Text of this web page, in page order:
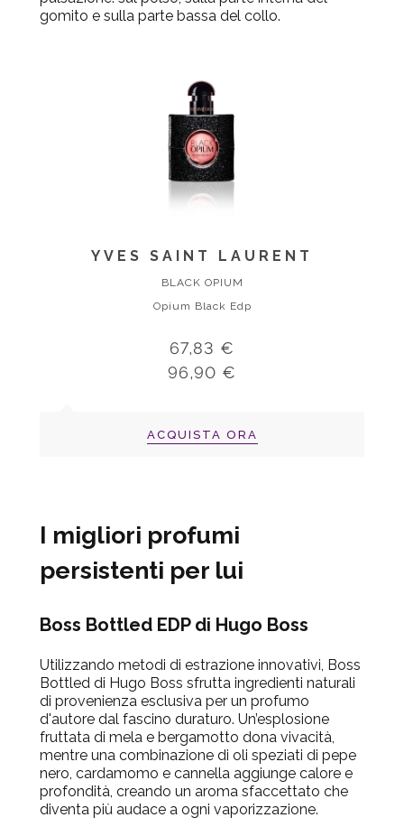
gomito e sulla parte bassa del collo.
YVES SAINT LAURENT
BLACK OPIUM
Opium Black Edp
67,83 €
96,90 €
ACQUISTA ORA
I migliori profumi
persistenti per lui
Boss Bottled EDP di Hugo Boss
Utilizzando metodi di estrazione innovativi, Boss
Bottled di Hugo Boss sfrutta ingredienti naturali
di provenienza esclusiva per un profumo
d'autore dal fascino duraturo. Un’esplosione
fruttata di mela e bergamotto dona vivacità,
mentre una combinazione di oli speziati di pepe
nero, cardamomo e cannella aggiunge calore e
profondità, creando un aroma sfaccettato che
diventa più audace a ogni vaporizzazione.